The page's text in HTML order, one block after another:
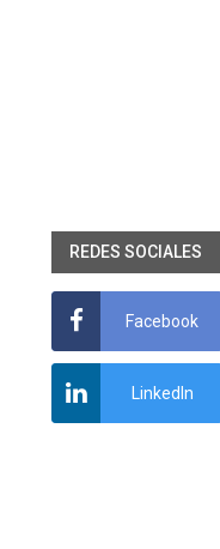
REDES SOCIALES
Facebook
LinkedIn